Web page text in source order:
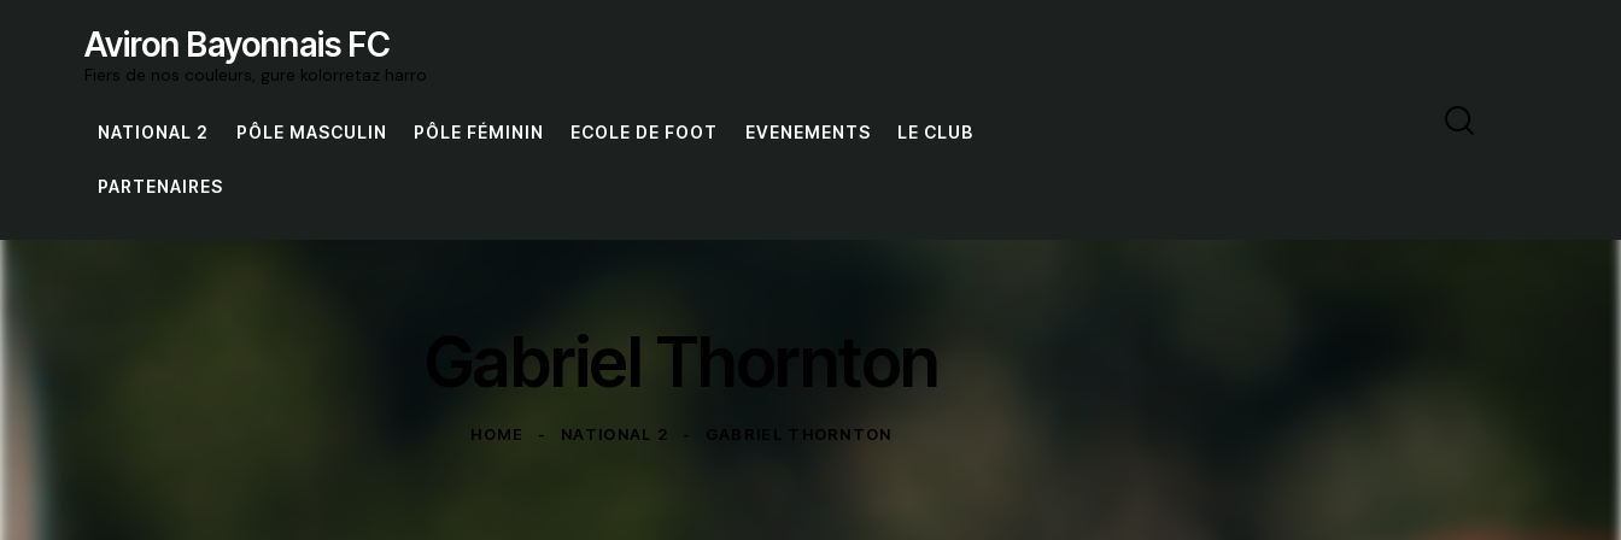
Aviron Bayonnais FC
Fiers de nos couleurs, gure kolorretaz harro
NATIONAL 2 PÔLE MASCULIN PÔLE FÉMININ ECOLE DE FOOT EVENEMENTS LE CLUB
PARTENAIRES
Gabriel Thornton
HOME NATIONAL 2 GABRIEL THORNTON